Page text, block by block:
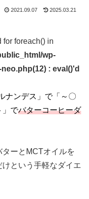
2021.09.07 2025.03.21
for foreach() in
wp-
: eval()'d
ナンデス」で「～〇
でバターコーヒーダ
ーとMCTオイルを
という手軽なダイエ